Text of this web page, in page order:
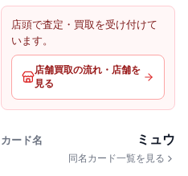
店頭で査定・買取を受け付けて
います。
店舗買取の流れ・店舗を
見る
カード名 ミュウ
同名カード一覧を見る